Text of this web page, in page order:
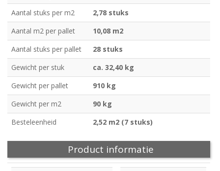
Aantal stuks per m2
2,78 stuks
Aantal m2 per pallet
10,08 m2
Aantal stuks per pallet
28 stuks
Gewicht per stuk
ca. 32,40 kg
Gewicht per pallet
910 kg
Gewicht per m2
90 kg
Besteleenheid
2,52 m2 (7 stuks)
Product informatie